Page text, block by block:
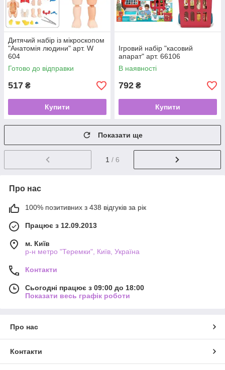
Дитячий набір із мікроскопом
"Анатомія людини" арт. W
604
Готово до відправки
517 ₴
Купити
Ігровий набір "касовий
апарат" арт. 66106
В наявності
792 ₴
Купити
Показати ще
1 / 6
Про нас
100% позитивних з 438 відгуків за рік
Працює з 12.09.2013
м. Київ
р-н метро "Теремки", Київ, Україна
Контакти
Сьогодні працює з 09:00 до 18:00
Показати весь графік роботи
Про нас
Контакти